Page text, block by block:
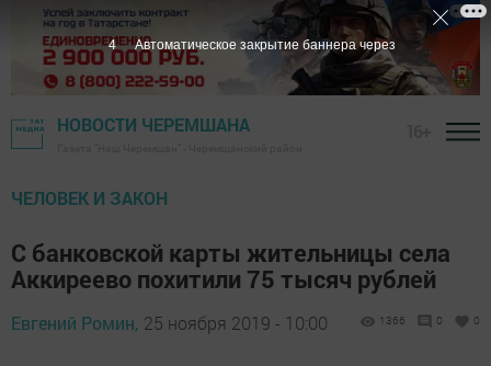
НОВОСТИ ЧЕРЕМШАНА
ЧЕЛОВЕК И ЗАКОН
С банковской карты жительницы села
Аккиреево похитили 75 тысяч рублей
Евгений Ромин, 25 ноября 2019 - 10:00 1366 0 0
3 Автоматическое закрытие баннера через